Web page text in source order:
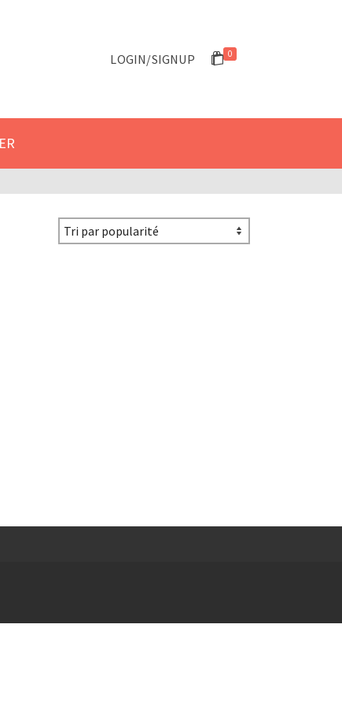
LOGIN/SIGNUP 0
formulaire de contact.